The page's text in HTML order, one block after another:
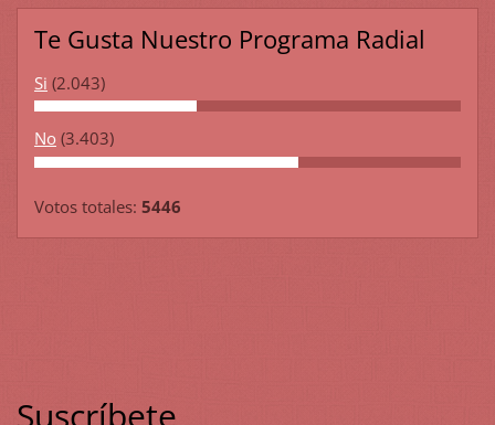
Te Gusta Nuestro Programa Radial
Si (2.043)
No (3.403)
Votos totales: 5446
Suscríbete